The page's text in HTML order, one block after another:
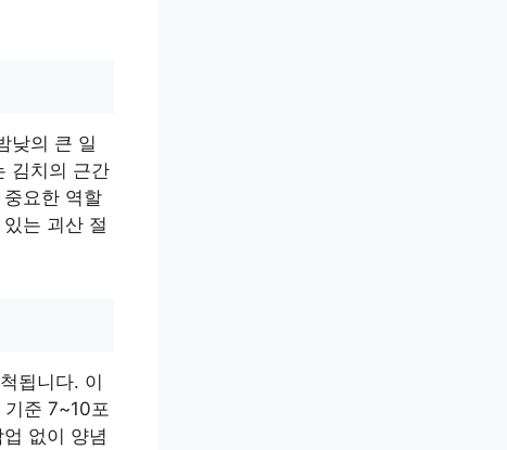
낮의 큰 일
김치의 근간
요한 역할
는 괴산 절
됩니다. 이
준 7~10포
없이 양념